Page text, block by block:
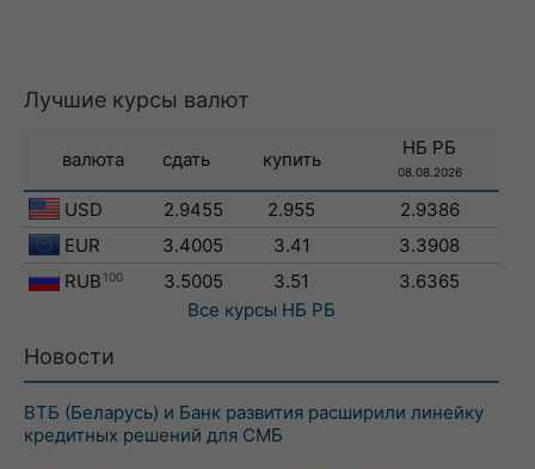
Лучшие курсы валют
валюта сдать купить
НБ РБ
08.08.2026
USD 2.9455 2.955
2.9386
EUR
3.4005 3.41
3.3908
RUB 100 3.5005 3.51
3.6365
Все курсы НБ РБ
Новости
ВТБ (Беларусь) и Банк развития расширили линейку
кредитных решений для СМБ